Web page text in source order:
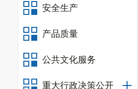
安全生产
产品质量
公共文化服务
重大行政决策公开